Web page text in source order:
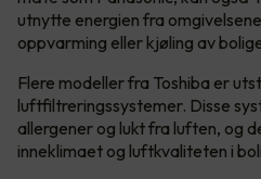
utnytte energien fra
oppvarming eller kjøling av
Flere modeller fra Toshiba er
luftfiltreringssystemer. Disse
allergener og lukt fra luften, og
inneklimaet og luftkvaliteten i